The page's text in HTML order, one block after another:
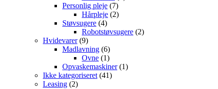
Personlig pleje (7)
Hårpleje (2)
Støvsugere (4)
Robotstøvsugere (2)
Hvidevarer(9)
Madlavning (6)
Ovne (1)
Opvaskemaskiner(1)
Ikke kategoriseret (41)
Leasing (2)